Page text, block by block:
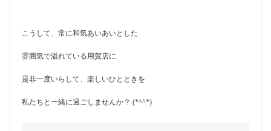
こうして、常に和気あいあいとした
雰囲気で溢れている用賀店に
是非一度いらして、 楽しいひとときを
私たちと一緒に過ごしませんか？ (*^^*)